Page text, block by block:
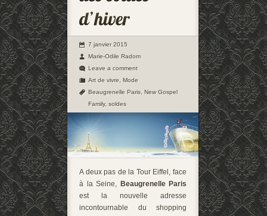
7 janvier 2015
Marie-Odile Radom
Leave a comment
Art de vivre
Mode
Beaugrenelle Paris New Gospel
Family, soldes
A deux pas de la Tour Eiffel, face
à la Seine, Beaugrenelle Paris
est la nouvelle adresse
incontournable du shopping